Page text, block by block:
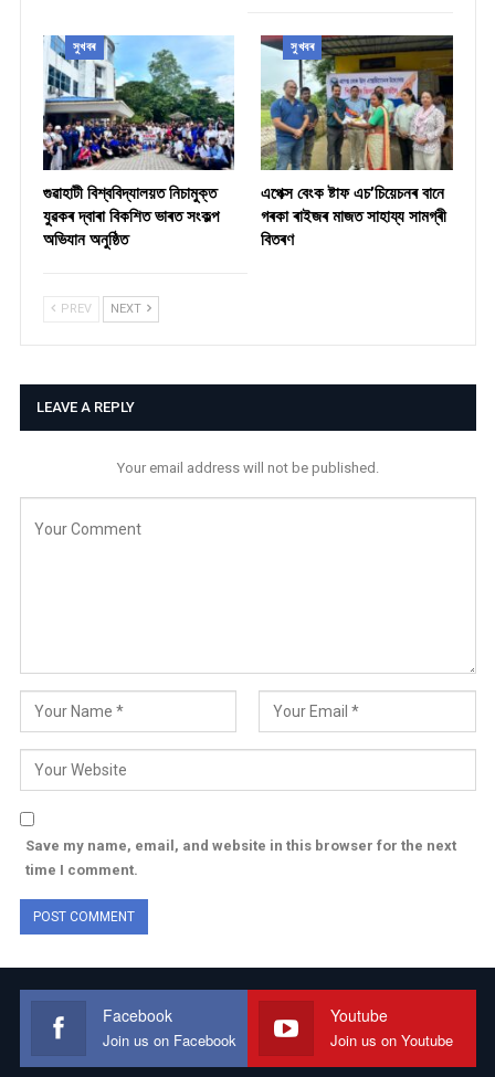
সুখবৰ
গুৱাহাটী বিশ্ববিদ্যালয়ত নিচামুক্ত
যুৱকৰ দ্বাৰা বিকশিত ভাৰত সংকল্প
অভিযান অনুষ্ঠিত
সুখবৰ
​এপেক্স বেংক ষ্টাফ এচ’চিয়েচনৰ বানে
গৰকা ৰাইজৰ মাজত সাহায্য সামগ্ৰী
বিতৰণ ​
PREV NEXT
LEAVE A REPLY
Your email address will not be published.
Save my name, email, and website in this browser for the next
time I comment.
Facebook
Join us on Facebook
Youtube
Join us on Youtube